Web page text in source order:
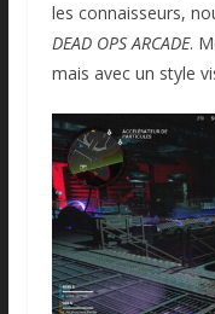
les connaisseurs,
DEAD OPS ARCADE.
mais avec un style